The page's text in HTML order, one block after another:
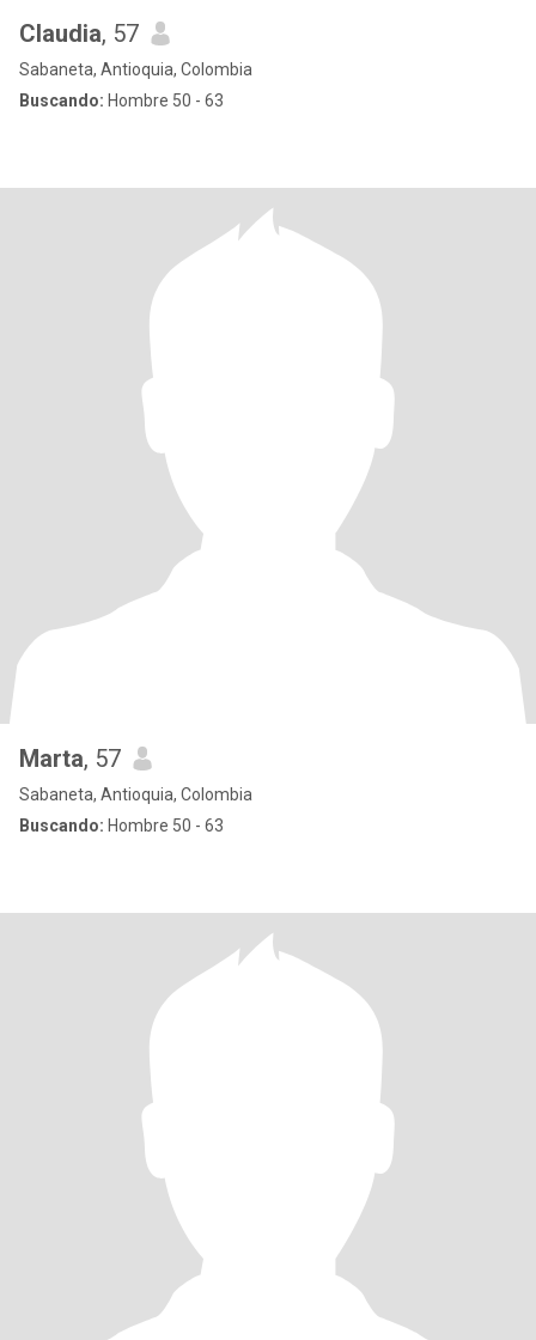
Claudia, 57
Sabaneta, Antioquia, Colombia
Buscando: Hombre 50 - 63
Marta, 57
Sabaneta, Antioquia, Colombia
Buscando: Hombre 50 - 63